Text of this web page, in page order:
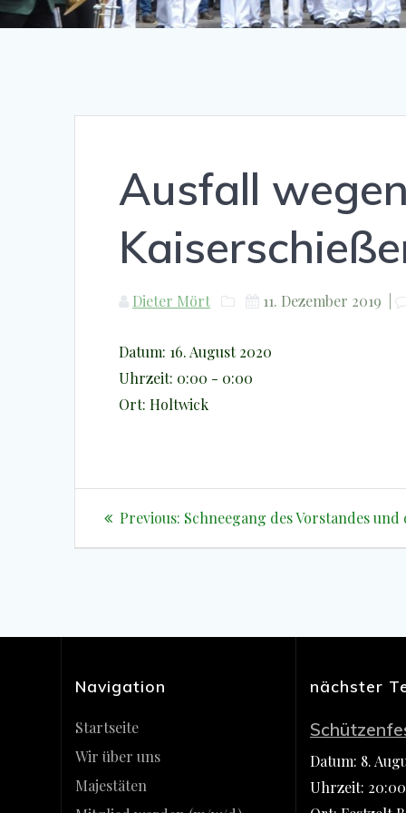
Ausfall
Dieter Mört 11. Dezember 2019 |
Datum: 16. August 2020
Uhrzeit: 0:00 - 0:00
Ort:Holtwick
Beitragsnavigation
Previous: Previous
Schneegang des Vorstandes
Navigation
Startseite
Wir über uns
Majestäten
nächster
Datum: 8.
Uhrzeit: 20:00